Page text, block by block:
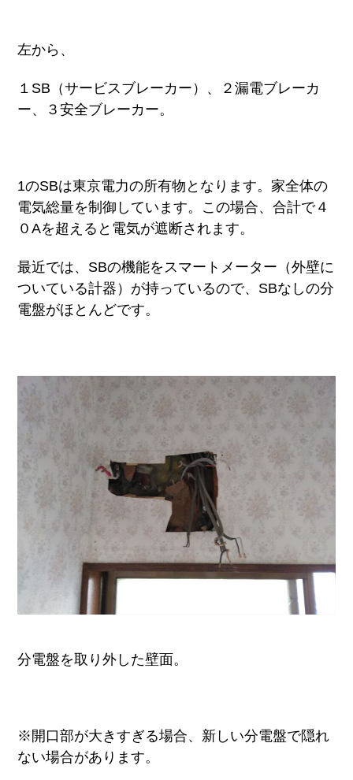
左から、
１SB（サービスブレーカー）、２漏電ブレーカ
ー、３安全ブレーカー。
1のSBは東京電力の所有物となります。家全体の
電気総量を制御しています。この場合、合計で４
０Aを超えると電気が遮断されます。
最近では、SBの機能をスマートメーター（外壁に
ついている計器）が持っているので、SBなしの分
電盤がほとんどです。
分電盤を取り外した壁面。
※開口部が大きすぎる場合、新しい分電盤で隠れ
ない場合があります。